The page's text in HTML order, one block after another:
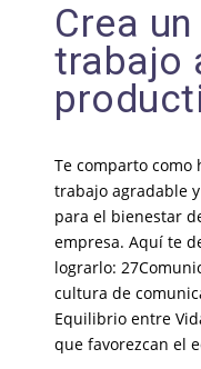
Crea
trabajo
Te comparto como
trabajo agradable
para el bienestar
empresa. Aquí te
lograrlo:
cultura de
Equilibrio entre
que favorezcan el